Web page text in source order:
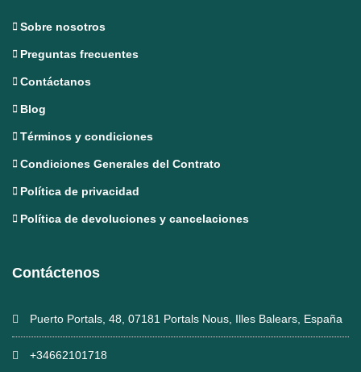
Sobre nosotros
Preguntas frecuentes
Contáctanos
Blog
Términos y condiciones
Condiciones Generales del Contrato
Política de privacidad
Política de devoluciones y cancelaciones
Contáctenos
Puerto Portals, 48, 07181 Portals Nous, Illes Balears, España
+34662101718